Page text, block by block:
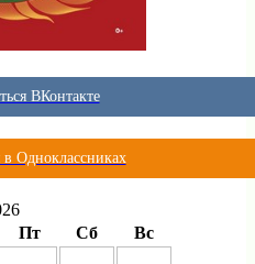
ВКонтакте
в Одноклассниках
Пт Сб Вс